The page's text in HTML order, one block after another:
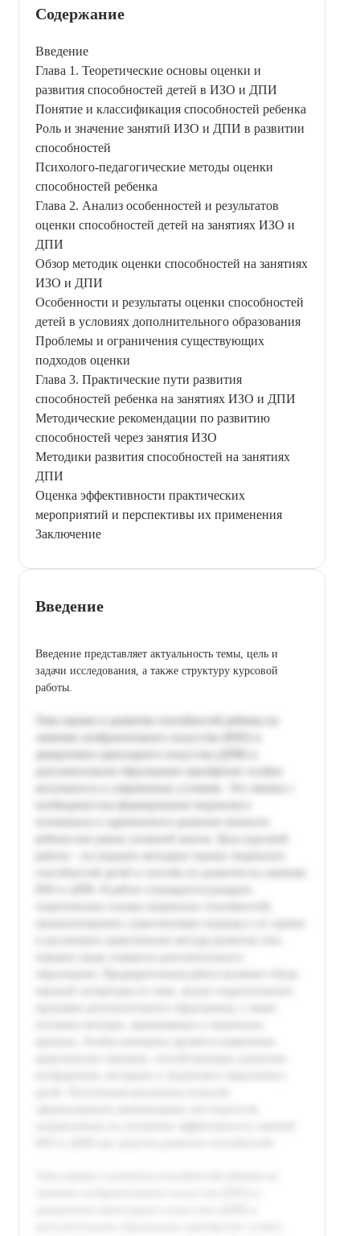
Содержание
Введение
Глава 1. Теоретические основы оценки и
развития способностей детей в ИЗО и ДПИ
Понятие и классификация способностей ребенка
Роль и значение занятий ИЗО и ДПИ в развитии
способностей
Психолого-педагогические методы оценки
способностей ребенка
Глава 2. Анализ особенностей и результатов
оценки способностей детей на занятиях ИЗО и
ДПИ
Обзор методик оценки способностей на занятиях
ИЗО и ДПИ
Особенности и результаты оценки способностей
детей в условиях дополнительного образования
Проблемы и ограничения существующих
подходов оценки
Глава 3. Практические пути развития
способностей ребенка на занятиях ИЗО и ДПИ
Методические рекомендации по развитию
способностей через занятия ИЗО
Методики развития способностей на занятиях
ДПИ
Оценка эффективности практических
мероприятий и перспективы их применения
Заключение
Введение
Введение представляет актуальность темы, цель и
задачи исследования, а также структуру курсовой
работы.